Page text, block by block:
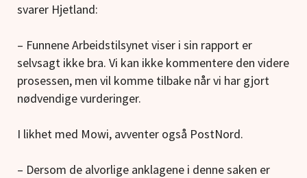
svarer Hjetland:
– Funnene Arbeidstilsynet viser i sin rapport er
selvsagt ikke bra. Vi kan ikke kommentere den videre
prosessen, men vil komme tilbake når vi har gjort
nødvendige vurderinger.
I likhet med Mowi, avventer også PostNord.
– Dersom de alvorlige anklagene i denne saken er